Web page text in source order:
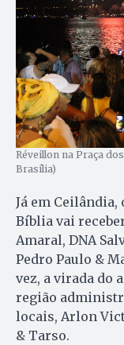
Réveillon na Praça
Brasília)
Já em Ceilândia,
Bíblia vai
Amaral, DNA
Pedro Paulo &
vez, a virada do
região
locais, Arlon
& Tarso.